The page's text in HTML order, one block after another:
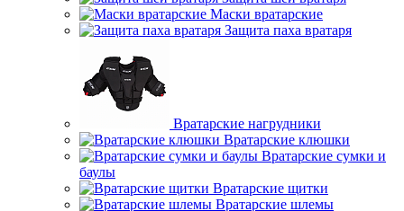
Маски вратарские
Защита паха вратаря
Вратарские нагрудники
Вратарские клюшки
Вратарские сумки и
баулы
Вратарские щитки
Вратарские шлемы